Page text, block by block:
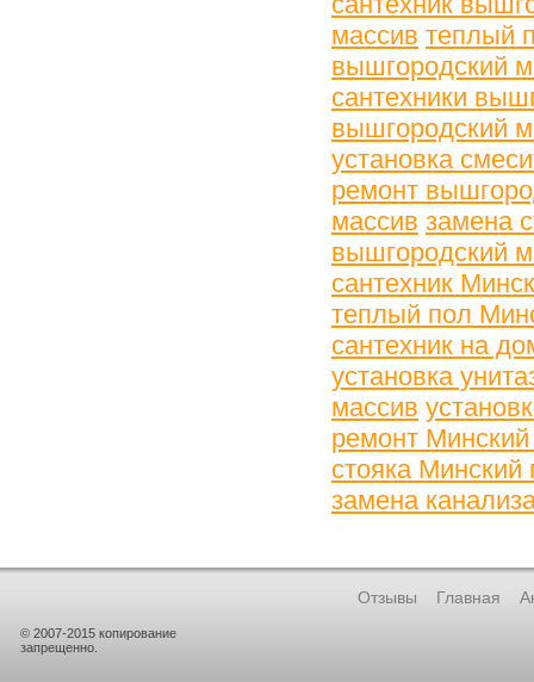
массив теплый
вышгородский
сантехники
вышгородский
установка
ремонт
массив замена
вышгородский
сантехник
теплый пол
сантехник на
установка
массив
ремонт
стояка Минский
замена
© 2007-2015 копирование
запрещенно.
Отзывы Главная